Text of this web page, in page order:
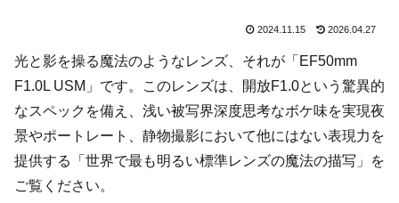
2024.11.15 2026.04.27
光と影を操る魔法のようなレンズ、それが「EF50mm
F1.0L USM」です。このレンズは、開放F1.0という驚異的
なスペックを備え、浅い被写界深度思考なボケ味を実現夜
景やポートレート、静物撮影において他にはない表現力を
提供する「世界で最も明るい標準レンズの魔法の描写」を
ご覧ください。